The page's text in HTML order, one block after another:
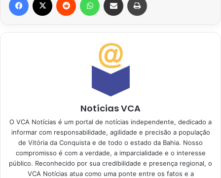
Notícias VCA
O VCA Notícias é um portal de notícias independente, dedicado a
informar com responsabilidade, agilidade e precisão a população
de Vitória da Conquista e de todo o estado da Bahia. Nosso
compromisso é com a verdade, a imparcialidade e o interesse
público. Reconhecido por sua credibilidade e presença regional, o
VCA Notícias atua como uma ponte entre os fatos e a